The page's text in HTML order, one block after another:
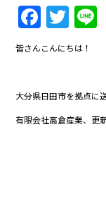
F
a
c
e
b
o
T
w
itt
er
皆さんこんにちは！
大分県日田市を拠点に
有限会社高倉産業、更